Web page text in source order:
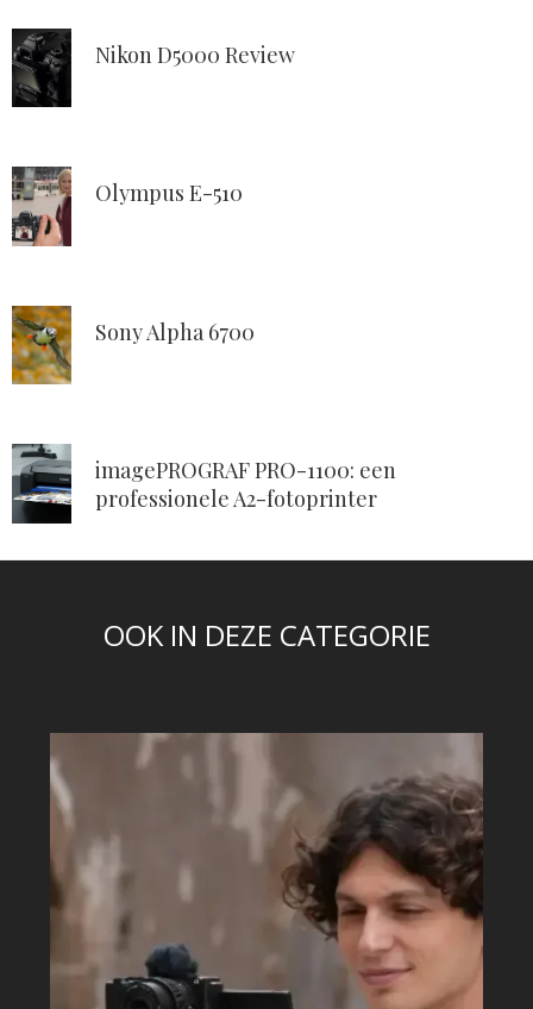
Nikon D5000 Review
Olympus E-510
Sony Alpha 6700
imagePROGRAF PRO-1100: een
professionele A2-fotoprinter
OOK IN DEZE CATEGORIE